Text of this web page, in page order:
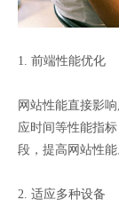
1. 前端性能优化
网站性能直接影
应时间等性能指
段，提高网站性能
2. 适应多种设备